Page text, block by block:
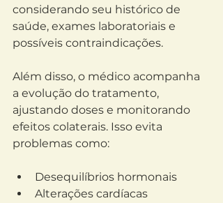
considerando seu histórico de
saúde, exames laboratoriais e
possíveis contraindicações.
Além disso, o médico acompanha
a evolução do tratamento,
ajustando doses e monitorando
efeitos colaterais. Isso evita
problemas como:
Desequilíbrios hormonais
Alterações cardíacas